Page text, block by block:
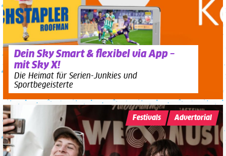
Dein Sky Smart & flexibel via App –
mit Sky X!
Die Heimat für Serien-Junkies und
Sportbegeisterte
Festivals Advertorial